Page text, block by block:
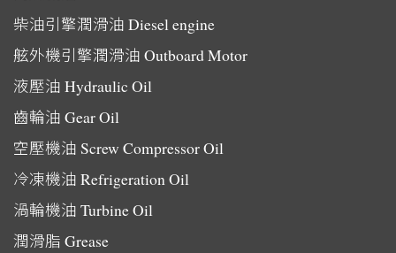
柴油引擎潤滑油 Diesel engine
舷外機引擎潤滑油 Outboard Motor
液壓油 Hydraulic Oil
齒輪油 Gear Oil
空壓機油 Screw Compressor Oil
冷凍機油 Refrigeration Oil
渦輪機油 Turbine Oil
潤滑脂 Grease